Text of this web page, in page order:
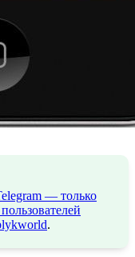
— только
.